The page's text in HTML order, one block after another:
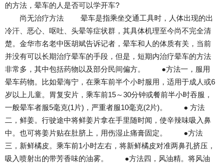
的方法，晕车的人是否可以学开车?
尚无治疗方法 晕车是指乘坐交通工具时，人体出现的出
冷汗、恶心、呕吐、头晕等症状群，其具体机理至今尚不完全清
楚。金华市名老中医胡斌告诉记者，晕车和人的体质有关，当前
并没有可以长期治疗晕车的手段，但是，短期内治疗晕车的方法
非常多，其中包括药物以及部分民间偏方。 ●方法一，服用
晕车药物。比如晕海宁，在乘车前半个小时服用，适用于成人或6
岁以上儿童。胃复安片，乘车前15～30分钟或餐前半小时吞服，
一般晕车者服5毫克(1片)，严重者服10毫克(2片)。 ● 方法
二，鲜姜。行驶途中将鲜姜片拿在手里随时闻，使辛辣味吸入鼻
中。也可将姜片贴在肚脐上，用伤湿止痛膏固定。 ●方法
三，新鲜橘皮。乘车前1小时左右，将新鲜橘皮对准两鼻孔挤压，
吸入喷射出的带芳香味的油雾。 ●方法四，风油精。将风油